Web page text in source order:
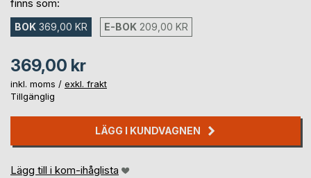
finns som:
BOK 369,00 KR E-BOK 209,00 KR
369,00 kr
inkl. moms / exkl. frakt
Tillgänglig
LÄGG I KUNDVAGNEN
Lägg till i kom-ihåglista